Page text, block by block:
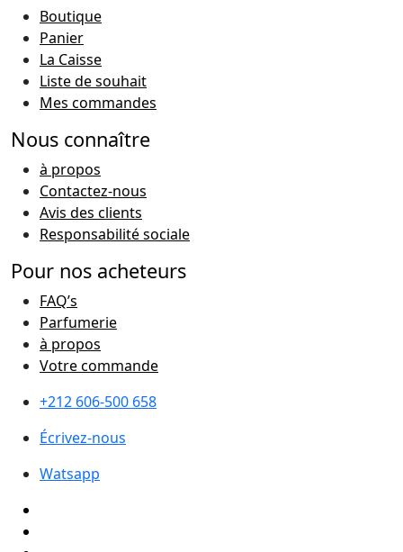
Boutique
Panier
La Caisse
Liste de souhait
Mes commandes
Nous connaître
à propos
Contactez-nous
Avis des clients
Responsabilité sociale
Pour nos acheteurs
FAQ’s
Parfumerie
à propos
Votre commande
+212 606-500 658
Écrivez-nous
Watsapp